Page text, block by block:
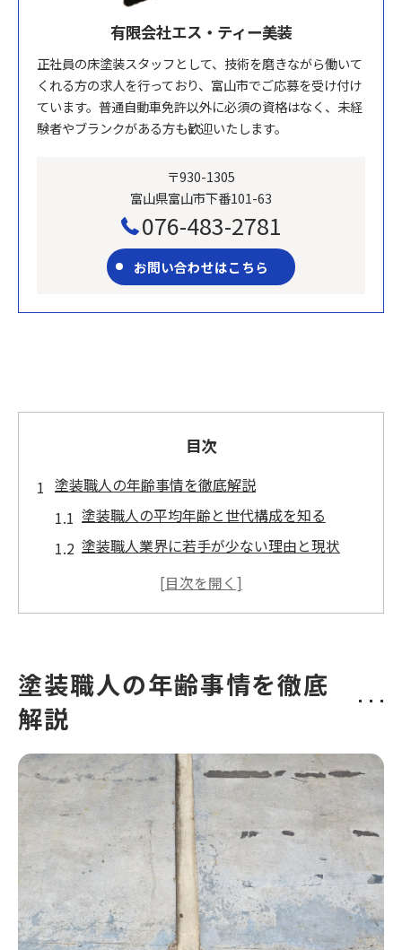
有限会社エス・ティー美装
正社員の床塗装スタッフとして、技術を磨きながら働いて
くれる方の求人を行っており、富山市でご応募を受け付け
ています。普通自動車免許以外に必須の資格はなく、未経
験者やブランクがある方も歓迎いたします。
〒930-1305
富山県富山市下番101-63
076-483-2781
お問い合わせはこちら
目次
塗装職人の年齢事情を徹底解説
塗装職人の平均年齢と世代構成を知る
塗装職人業界に若手が少ない理由と現状
塗装職人年齢とキャリア形成の実態に迫る
未経験でも塗装職人に挑戦できる理由
塗装職人は未経験の年齢層にも門戸が広い
ト
塗装職人は年齢不問の求人が増加中
未経験の塗装職人が活躍できる理由とは
塗装職人は年齢より意欲が重視される仕事
年齢で悩むなら知りたい塗装職人の現実
塗装職人は年齢による不安が多い理由
年齢が高くても塗装職人で活躍する方法
塗装職人の年齢事情を徹底
解説